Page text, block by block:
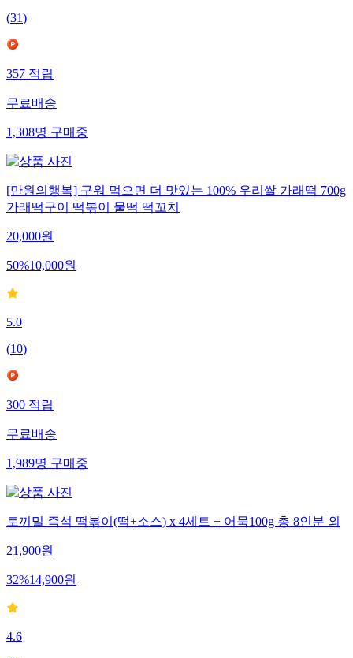
(31)
357적립
무료배송
1,308명구매중
[만원의행복] 구워 먹으면 더 맛있는 100% 우리쌀 가래떡 700g
가래떡구이 떡볶이 물떡 떡꼬치
20,000원
50%10,000원
5.0
(10)
300적립
무료배송
1,989명구매중
토끼밀 즉석 떡볶이(떡+소스) x 4세트 + 어묵100g 총 8인분 외
21,900원
32%14,900원
4.6